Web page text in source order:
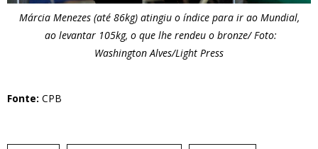
Márcia Menezes (até 86kg) atingiu o índice para ir ao Mundial,
ao levantar 105kg, o que lhe rendeu o bronze/ Foto:
Washington Alves/Light Press
Fonte: CPB